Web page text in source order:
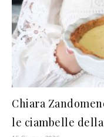
Chiara
le ciambelle della